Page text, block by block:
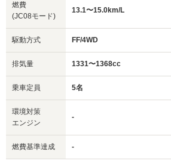
燃費
(JC08モード)
13.1〜15.0km/L
駆動方式 FF/4WD
排気量 1331〜1368cc
乗車定員 5名
環境対策
エンジン
-
燃費基準達成 -